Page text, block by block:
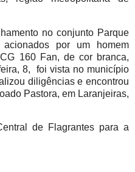
no conjunto Parque
por um homem
160 Fan, de cor branca,
8, foi vista no município
diligências e encontrou
Pastora, em Laranjeiras,
de Flagrantes para a